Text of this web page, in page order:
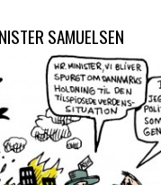
SAMUELSEN